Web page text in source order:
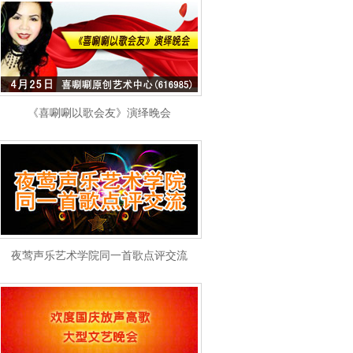
《喜唰唰以歌会友》演绎晚会
夜莺声乐艺术学院同一首歌点评交流